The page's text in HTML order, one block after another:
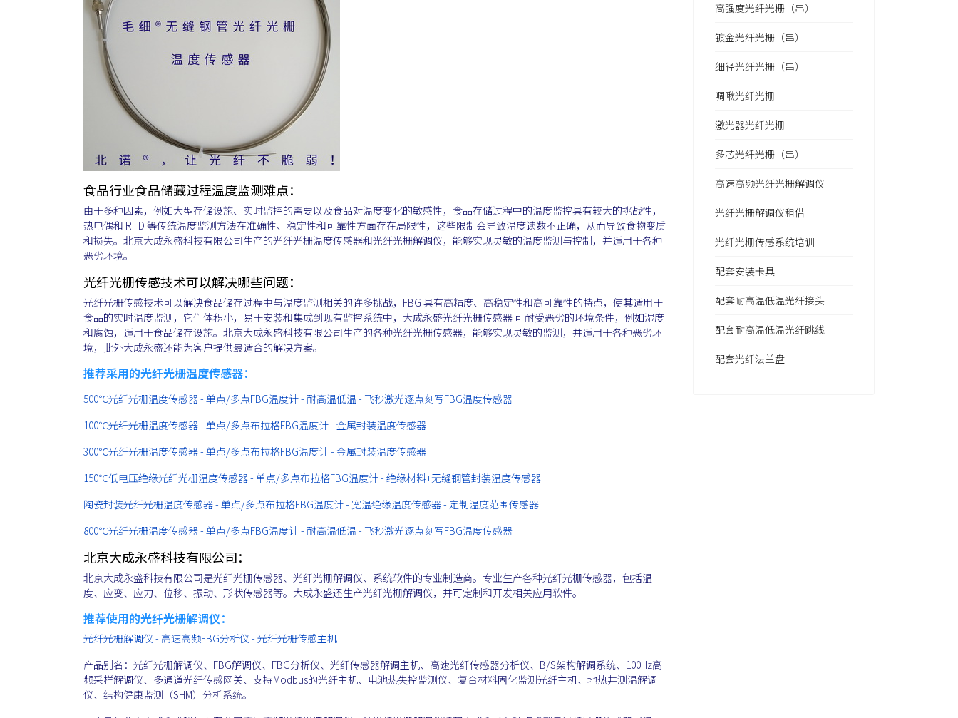
食品行业食品储藏过程温度监测难点：
由于多种因素，例如大型存储设施、实时监控的需要以及食品对温度变化的敏感性，食品存储过程中的温度监控具有较大的挑战性，
热电偶和 RTD 等传统温度监测方法在准确性、稳定性和可靠性方面存在局限性，这些限制会导致温度读数不正确，从而导致食物变质
和损失。北京大成永盛科技有限公司生产的光纤光栅温度传感器和光纤光栅解调仪，能够实现灵敏的温度监测与控制，并适用于各种
恶劣环境。
光纤光栅传感技术可以解决哪些问题：
光纤光栅传感技术可以解决食品储存过程中与温度监测相关的许多挑战，FBG 具有高精度、高稳定性和高可靠性的特点，使其适用于
食品的实时温度监测，它们体积小，易于安装和集成到现有监控系统中，大成永盛光纤光栅传感器 可耐受恶劣的环境条件，例如湿度
和腐蚀，适用于食品储存设施。北京大成永盛科技有限公司生产的各种光纤光栅传感器，能够实现灵敏的监测，并适用于各种恶劣环
境，此外大成永盛还能为客户提供最适合的解决方案。
推荐采用的光纤光栅温度传感器：
500℃光纤光栅温度传感器 - 单点/多点FBG温度计 - 耐高温低温 - 飞秒激光逐点刻写FBG温度传感器
100℃光纤光栅温度传感器 - 单点/多点布拉格FBG温度计 - 金属封装温度传感器
300℃光纤光栅温度传感器 - 单点/多点布拉格FBG温度计 - 金属封装温度传感器
150℃低电压绝缘光纤光栅温度传感器 - 单点/多点布拉格FBG温度计 - 绝缘材料+无缝钢管封装温度传感器
陶瓷封装光纤光栅温度传感器 - 单点/多点布拉格FBG温度计 - 宽温绝缘温度传感器 - 定制温度范围传感器
800℃光纤光栅温度传感器 - 单点/多点FBG温度计 - 耐高温低温 - 飞秒激光逐点刻写FBG温度传感器
北京大成永盛科技有限公司：
北京大成永盛科技有限公司是光纤光栅传感器、光纤光栅解调仪、系统软件的专业制造商。专业生产各种光纤光栅传感器，包括温
度、应变、应力、位移、振动、形状传感器等。大成永盛还生产光纤光栅解调仪，并可定制和开发相关应用软件。
推荐使用的光纤光栅解调仪：
光纤光栅解调仪 - 高速高频FBG分析仪 - 光纤光栅传感主机
产品别名：光纤光栅解调仪、FBG解调仪、FBG分析仪、光纤传感器解调主机、高速光纤传感器分析仪、B/S架构解调系统、100Hz高
频采样解调仪、多通道光纤传感网关、支持Modbus的光纤主机、电池热失控监测仪、复合材料固化监测光纤主机、地热井测温解调
仪、结构健康监测（SHM）分析系统。
高强度光纤光栅（串）
镀金光纤光栅（串）
细径光纤光栅（串）
啁啾光纤光栅
激光器光纤光栅
多芯光纤光栅（串）
高速高频光纤光栅解调仪
光纤光栅解调仪租借
光纤光栅传感系统培训
配套安装卡具
配套耐高温低温光纤接头
配套耐高温低温光纤跳线
配套光纤法兰盘